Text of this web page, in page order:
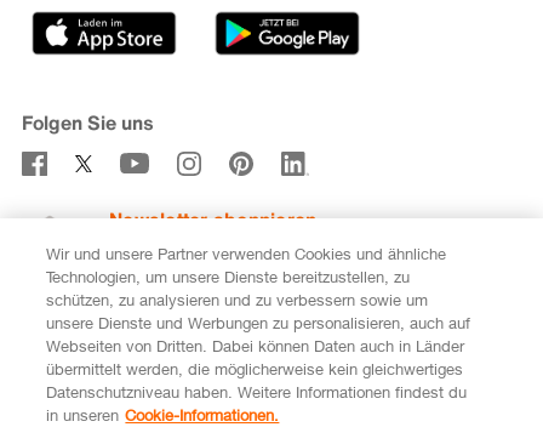
Sponsoring
Medien
Verhaltenskodex & Meldestelle
Folgen Sie uns
Newsletter abonnieren
Rechtliches Datenschutz
Impressum
Cookie-Einstellungen
FR
Wir und unsere Partner verwenden Cookies und ähnliche
Technologien, um unsere Dienste bereitzustellen, zu
schützen, zu analysieren und zu verbessern sowie um
unsere Dienste und Werbungen zu personalisieren, auch auf
Webseiten von Dritten. Dabei können Daten auch in Länder
übermittelt werden, die möglicherweise kein gleichwertiges
Datenschutzniveau haben. Weitere Informationen findest du
in unseren Cookie-Informationen.